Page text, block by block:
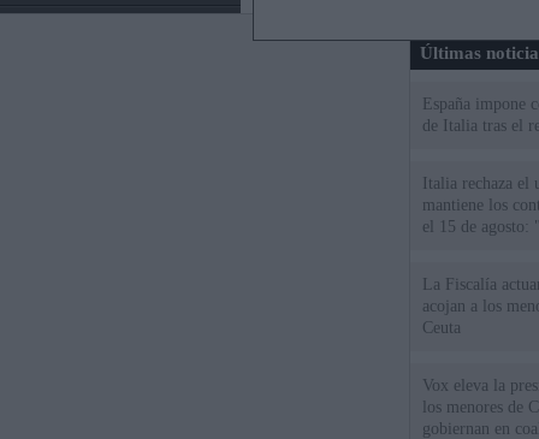
Últimas
España impone
de Italia tras el
Italia rechaza
mantiene los
el 15 de agosto:
La Fiscalía
acojan a los
Ceuta
Vox eleva la
los menores de
gobiernan en